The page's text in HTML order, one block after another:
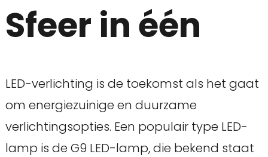
Sfeer in één
LED-verlichting is de toekomst als het gaat
om energiezuinige en duurzame
verlichtingsopties. Een populair type LED-
lamp is de G9 LED-lamp, die bekend staat